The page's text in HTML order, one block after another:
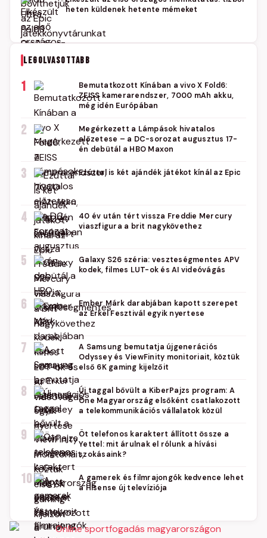
heten küldenek hetente mémeket
LEGOLVASOTTABB
1
Bemutatkozott Kínában a vivo X Fold6:
ZEISS kamerarendszer, 7000 mAh akku,
még idén Európában
2
Megérkezett a Lámpások hivatalos
előzetese – a DC-sorozat augusztus 17-
én debütál a HBO Maxon
3 Ezúttal is két ajándék játékot kínál az Epic
4
40 év után tért vissza Freddie Mercury
viaszfigura a brit nagykövethez
5
Galaxy S26 széria: veszteségmentes APV
kodek, filmes LUT-ok és AI videóvágás
6
Ember Márk darabjában kapott szerepet
az Erkel Fesztivál egyik nyertese
7
A Samsung bemutatja újgenerációs
Odyssey és ViewFinity monitoriait, köztük
első 6K gaming kijelzőit
8
Új taggal bővült a KiberPajzs program: A
One Magyarország elsőként csatlakozott
a telekommunikációs vállalatok közül
9
Öt telefonos karaktert állított össze a
Yettel: mit árulnak el rólunk a hívási
szokásaink?
10
A gamerek és filmrajongók kedvence lehet
a Hisense új televíziója